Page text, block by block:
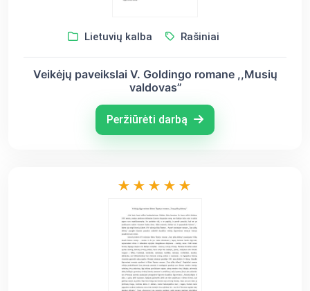
Lietuvių kalba Rašiniai
Veikėjų paveikslai V. Goldingo romane ,,Musių
valdovas’’
Peržiūrėti darbą